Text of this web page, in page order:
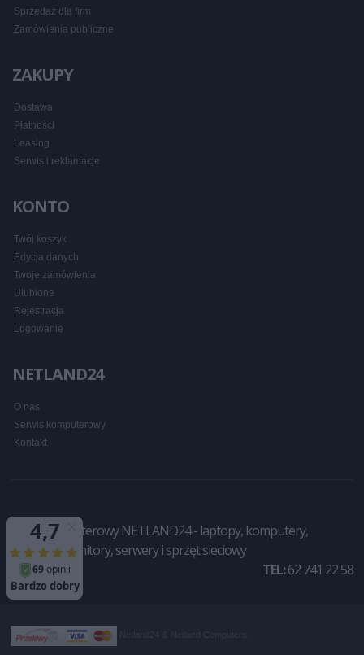
Sprzedaż dla firm
Zamówienia publiczne
ZAKUPY
Dostawa
Płatności
Leasing
Serwis i reklamacje
KONTO
Twój koszyk
Edycja danych
Twoje zamówienia
Ulubione
Rejestracja
Logowanie
NETLAND24
O nas
Serwis komputerowy
Kontakt
Sklep komputerowy NETLAND24 - laptopy, komputery,
drukarki, monitory, serwery i sprzęt sieciowy
TEL:62 741 22 58